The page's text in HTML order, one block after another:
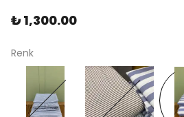
₺ 1,300.00
Renk